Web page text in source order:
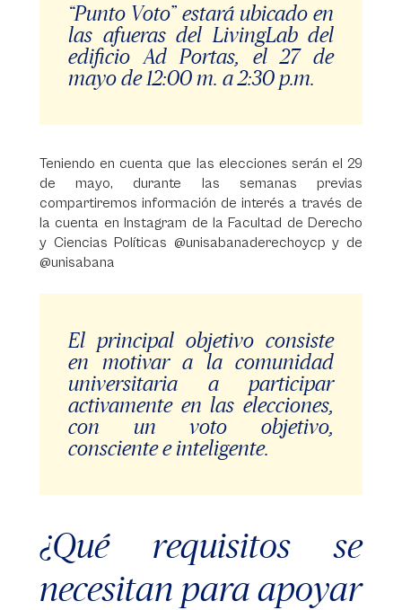
“Punto Voto” estará ubicado en
las afueras del LivingLab del
edificio Ad Portas, el 27 de
mayo de 12:00 m. a 2:30 p.m.
Teniendo en cuenta que las elecciones serán el 29
de mayo, durante las semanas previas
compartiremos información de interés a través de
la cuenta en Instagram de la Facultad de Derecho
y Ciencias Políticas @unisabanaderechoycp y de
@unisabana
El principal objetivo consiste
en motivar a la comunidad
universitaria a participar
activamente en las elecciones,
con un voto objetivo,
consciente e inteligente.
¿Qué requisitos se
necesitan para apoyar